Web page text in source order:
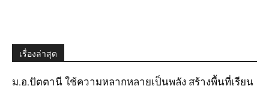
เรื่องล่าสุด
ม.อ.ปัตตานี ใช้ความหลากหลายเป็นพลัง สร้างพื้นที่เรียน